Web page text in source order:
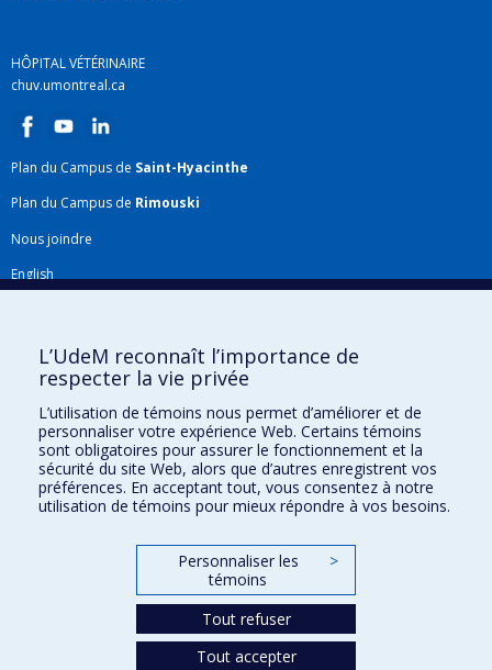
HÔPITAL VÉTÉRINAIRE
chuv.umontreal.ca
Plan du Campus de Saint-Hyacinthe
Plan du Campus de Rimouski
Nous joindre
English
Plan du site
Accessibilité
Gabarits et image de marque
Agenda FMV & calendrier académique
La Faculté de médecine vétérinaire de l'Université de Montréal détient
l'agrément completde l'AVMAet est membre de l'AAVMC.
L’UdeM reconnaît l’importance de
respecter la vie privée
L’utilisation de témoins nous permet d’améliorer et de
personnaliser votre expérience Web. Certains témoins
sont obligatoires pour assurer le fonctionnement et la
sécurité du site Web, alors que d’autres enregistrent vos
préférences. En acceptant tout, vous consentez à notre
utilisation de témoins pour mieux répondre à vos besoins.
Personnaliser les
témoins
>
Tout refuser
Tout accepter